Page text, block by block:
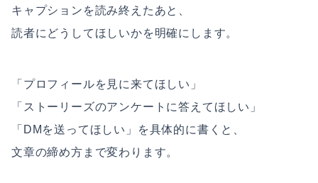
キャプションを読み終えたあと、
読者にどうしてほしいかを明確にします。
「プロフィールを見に来てほしい」
「ストーリーズのアンケートに答えてほしい」
「DMを送ってほしい」を具体的に書くと、
文章の締め方まで変わります。